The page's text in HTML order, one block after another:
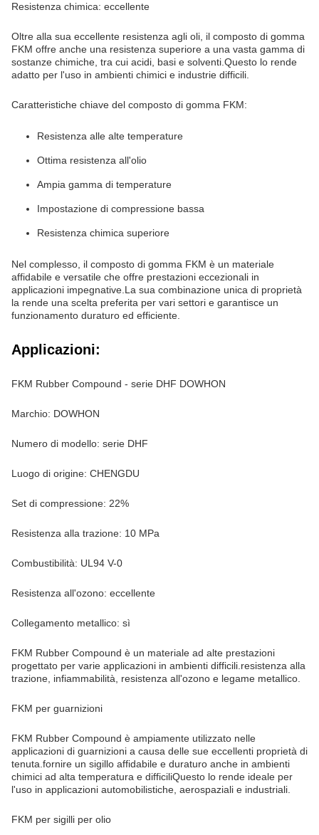
Resistenza chimica: eccellente
Oltre alla sua eccellente resistenza agli oli, il composto di gomma
FKM offre anche una resistenza superiore a una vasta gamma di
sostanze chimiche, tra cui acidi, basi e solventi.Questo lo rende
adatto per l'uso in ambienti chimici e industrie difficili.
Caratteristiche chiave del composto di gomma FKM:
Resistenza alle alte temperature
Ottima resistenza all'olio
Ampia gamma di temperature
Impostazione di compressione bassa
Resistenza chimica superiore
Nel complesso, il composto di gomma FKM è un materiale
affidabile e versatile che offre prestazioni eccezionali in
applicazioni impegnative.La sua combinazione unica di proprietà
la rende una scelta preferita per vari settori e garantisce un
funzionamento duraturo ed efficiente.
Applicazioni:
FKM Rubber Compound - serie DHF DOWHON
Marchio: DOWHON
Numero di modello: serie DHF
Luogo di origine: CHENGDU
Set di compressione: 22%
Resistenza alla trazione: 10 MPa
Combustibilità: UL94 V-0
Resistenza all'ozono: eccellente
Collegamento metallico: sì
FKM Rubber Compound è un materiale ad alte prestazioni
progettato per varie applicazioni in ambienti difficili.resistenza alla
trazione, infiammabilità, resistenza all'ozono e legame metallico.
FKM per guarnizioni
FKM Rubber Compound è ampiamente utilizzato nelle
applicazioni di guarnizioni a causa delle sue eccellenti proprietà di
tenuta.fornire un sigillo affidabile e duraturo anche in ambienti
chimici ad alta temperatura e difficiliQuesto lo rende ideale per
l'uso in applicazioni automobilistiche, aerospaziali e industriali.
FKM per sigilli per olio